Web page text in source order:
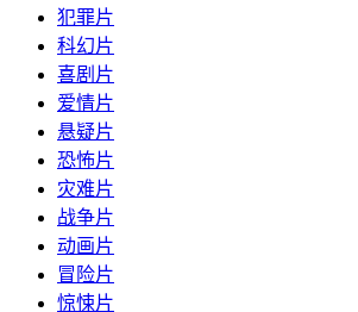
犯罪片
科幻片
喜剧片
爱情片
悬疑片
恐怖片
灾难片
战争片
动画片
冒险片
惊悚片